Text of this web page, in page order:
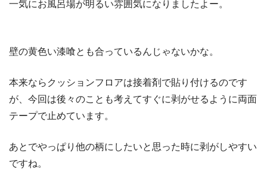
一気にお風呂場が明るい雰囲気になりましたよー。
壁の黄色い漆喰とも合っているんじゃないかな。
本来ならクッションフロアは接着剤で貼り付けるのです
が、今回は後々のことも考えてすぐに剥がせるように両面
テープで止めています。
あとでやっぱり他の柄にしたいと思った時に剥がしやすい
ですね。